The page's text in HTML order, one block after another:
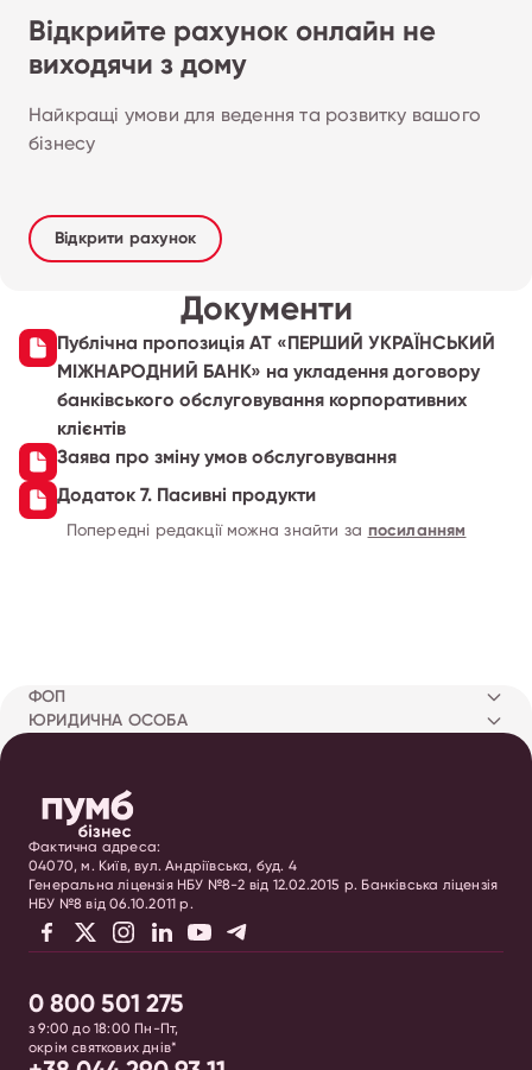
Відкрийте рахунок онлайн не
виходячи з дому
Найкращі умови для ведення та розвитку вашого
бізнесу
Відкрити рахунок
Документи
Публічна пропозиція АТ «ПЕРШИЙ УКРАЇНСЬКИЙ
МІЖНАРОДНИЙ БАНК» на укладення договору
банківського обслуговування корпоративних
клієнтів
Заява про зміну умов обслуговування
Додаток 7. Пасивні продукти
Попередні редакції можна знайти за посиланням
ФОП
ЮРИДИЧНА ОСОБА
Фактична адреса:
04070, м. Київ, вул. Андріївська, буд. 4
Генеральна ліцензія НБУ №8-2 від 12.02.2015 р. Банківська ліцензія
НБУ №8 від 06.10.2011 р.
0 800 501 275
з 9:00 до 18:00 Пн-Пт,
окрім святкових днів*